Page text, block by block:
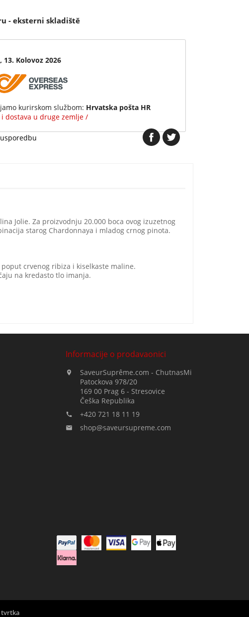
- eksterni skladiště
13. Kolovoz 2026
kurirskom službom: Hrvatska pošta HR
dostava u druge zemlje /
Jolie. Za proizvodnju 20.000 boca ovog izuzetnog
starog Chardonnaya i mladog crnog pinota.
crvenog ribiza i kiselkaste maline.
na kredasto tlo imanja.
Informacije o prodavaonici

SaveurSuprême.com - ChutnasMi
Patockova 978/20
169 00 Prag 6 - Stresovice
Češka Republika
 +420 721 18 11 19
 shop@saveursupreme.com
tvrtka